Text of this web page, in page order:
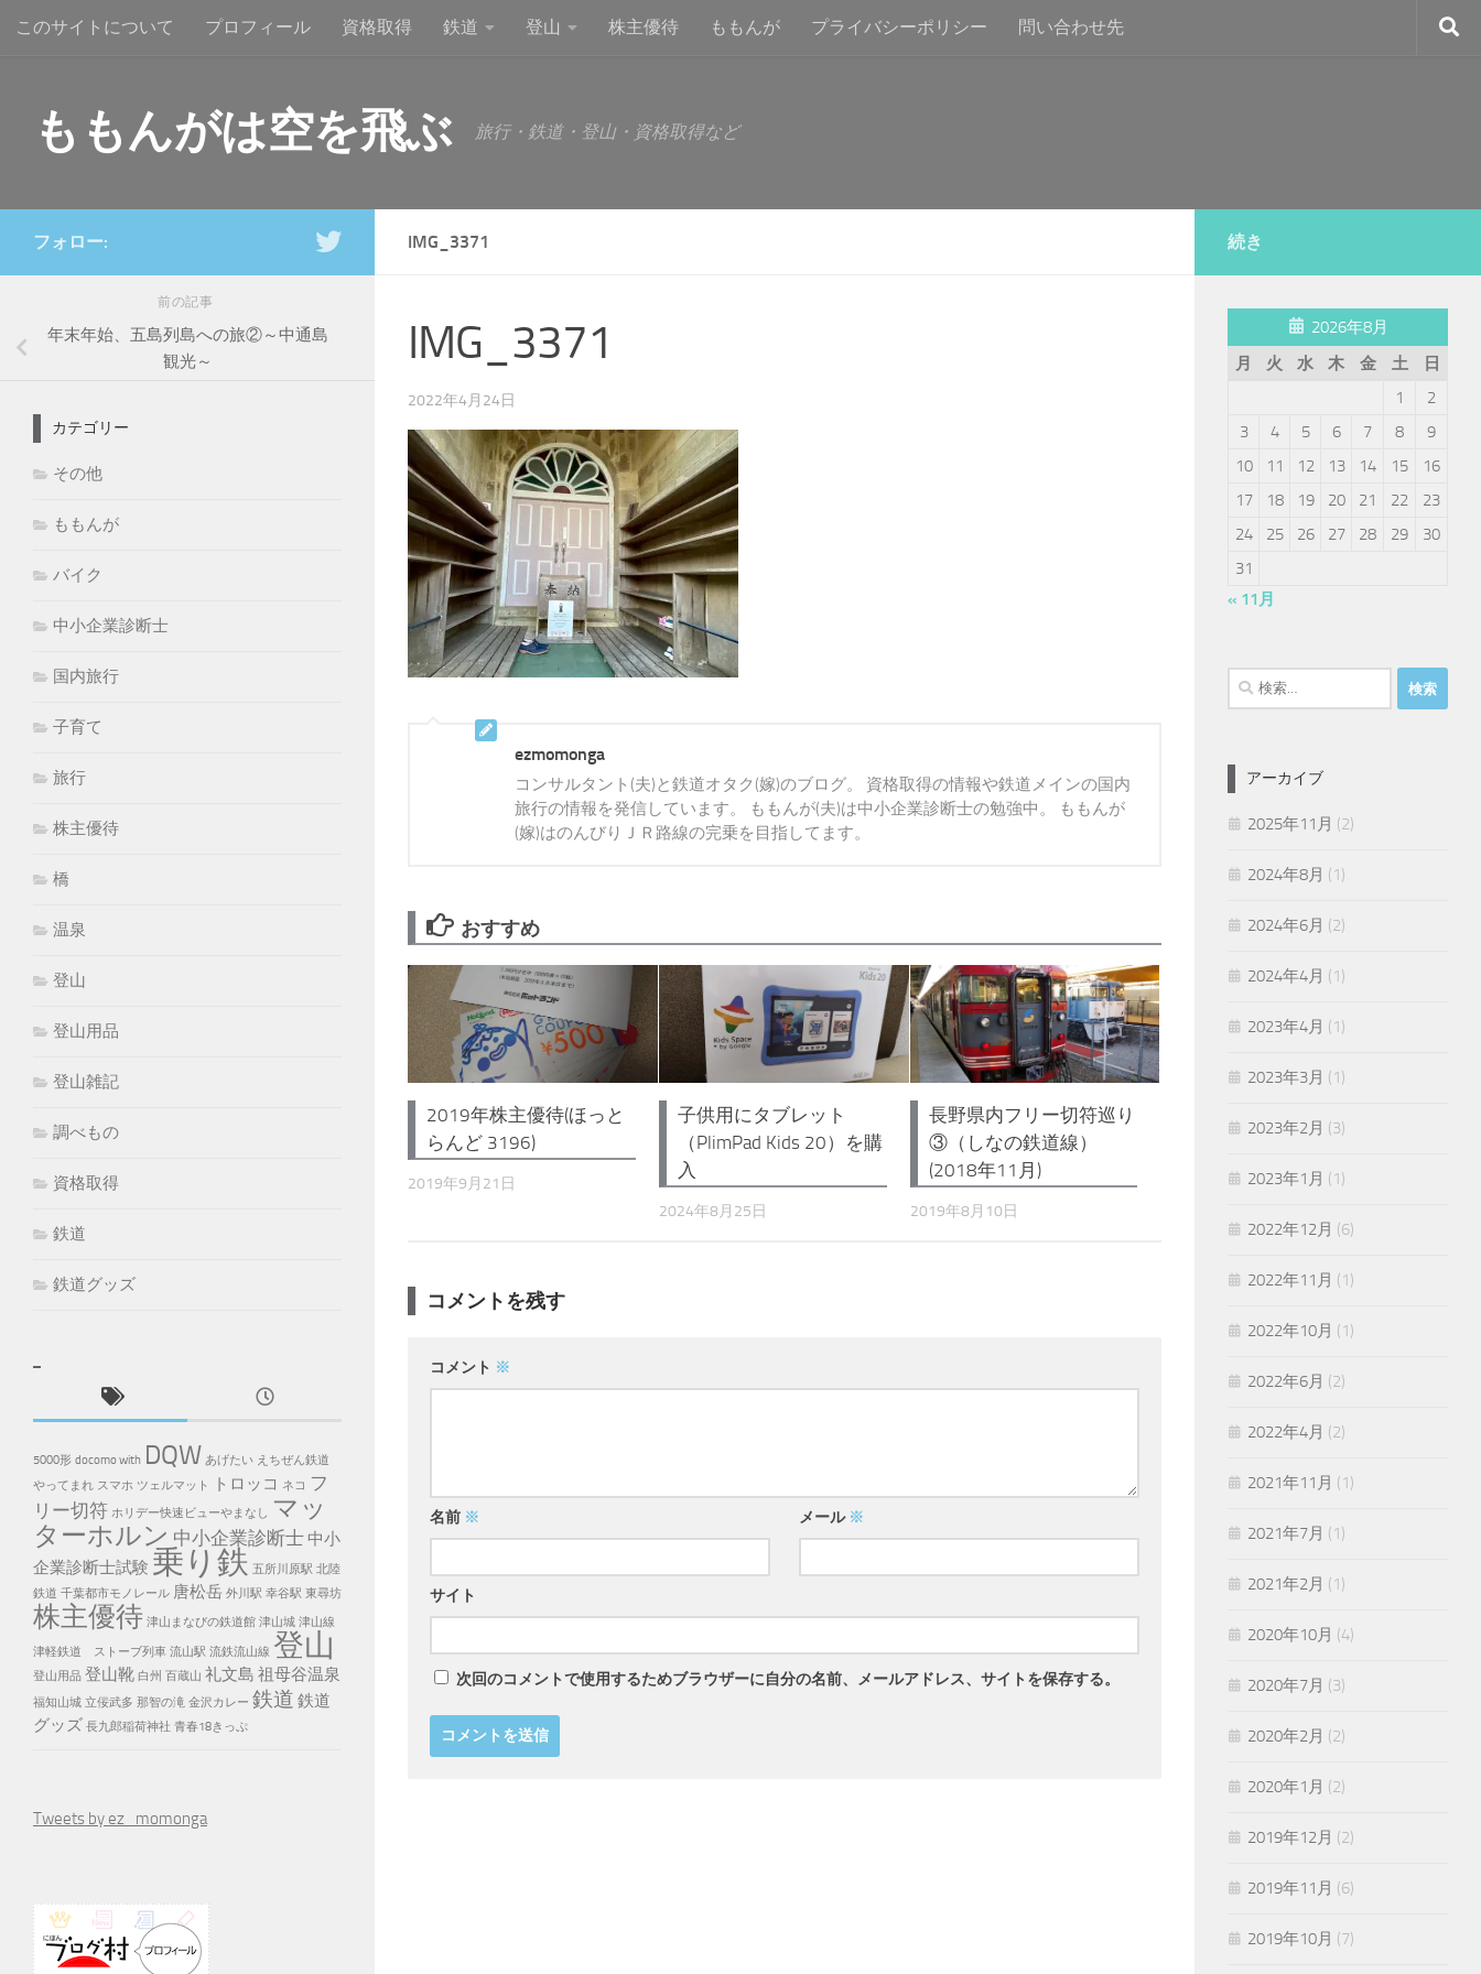
コンテンツへスキップ
このサイトについて プロフィール 資格取得 鉄道 登山 株主優待 ももんが プライバシーポリシー 問い合わせ先
ももんがは空を飛ぶ 旅行・鉄道・登山・資格取得など
IMG_3371
IMG_3371
2022年4月24日
ezmomonga
コンサルタント(夫)と鉄道オタク(嫁)のブログ。 資格取得の情報や鉄道メインの国内
旅行の情報を発信しています。 ももんが(夫)は中小企業診断士の勉強中。 ももんが
(嫁)はのんびりＪＲ路線の完乗を目指してます。
おすすめ
2019年株主優待(ほっと
らんど 3196)
2019年9月21日
子供用にタブレット
（PlimPad Kids 20）を購
入
2024年8月25日
長野県内フリー切符巡り
③（しなの鉄道線）
(2018年11月)
2019年8月10日
コメントを残す
コメント ※
名前 ※ メール ※
サイト
次回のコメントで使用するためブラウザーに自分の名前、メールアドレス、サイトを保存する。
フォロー:
前の記事
年末年始、五島列島への旅②～中通島
観光～
カテゴリー
その他
ももんが
バイク
中小企業診断士
国内旅行
子育て
旅行
株主優待
橋
温泉
登山
登山用品
登山雑記
調べもの
資格取得
鉄道
鉄道グッズ
5000形 docomo with DQW あげたい えちぜん鉄道
やってまれ スマホ ツェルマット トロッコ ネコ フ
リー切符 ホリデー快速ビューやまなし マッ
ターホルン 中小企業診断士 中小
企業診断士試験 乗り鉄 五所川原駅 北陸
鉄道 千葉都市モノレール 唐松岳 外川駅 幸谷駅 東尋坊
株主優待 津山まなびの鉄道館 津山城 津山線
津軽鉄道 ストーブ列車 流山駅 流鉄流山線 登山
登山用品 登山靴 白州 百蔵山 礼文島 祖母谷温泉
福知山城 立佞武多 那智の滝 金沢カレー 鉄道 鉄道
グッズ 長九郎稲荷神社 青春18きっぷ
Tweets by ez_momonga
続き
2026年8月
月
火 水 木 金 土
日
1
2
3
4 5 6 7 8
9
10
11 12 13 14 15
16
17
18 19 20 21 22
23
24
25 26 27 28 29
30
31
« 11月
検
索:
アーカイブ
2025年11月 (2)
2024年8月 (1)
2024年6月 (2)
2024年4月 (1)
2023年4月 (1)
2023年3月 (1)
2023年2月 (3)
2023年1月 (1)
2022年12月 (6)
2022年11月 (1)
2022年10月 (1)
2022年6月 (2)
2022年4月 (2)
2021年11月 (1)
2021年7月 (1)
2021年2月 (1)
2020年10月 (4)
2020年7月 (3)
2020年2月 (2)
2020年1月 (2)
2019年12月 (2)
2019年11月 (6)
2019年10月 (7)